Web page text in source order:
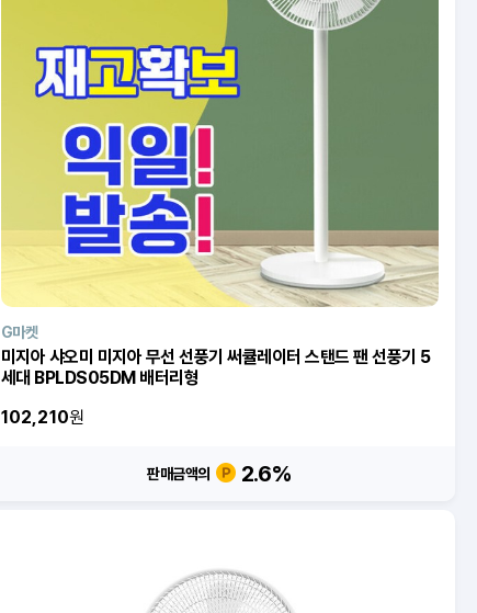
G마켓
미지아 샤오미 미지아 무선 선풍기 써큘레이터 스탠드 팬 선풍기 5
세대 BPLDS05DM 배터리형
102,210원
판매금액의 2.6%